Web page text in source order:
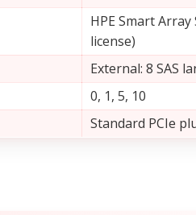
HPE Smart
license)
External: 8 SAS
0, 1, 5, 10
Standard PCIe